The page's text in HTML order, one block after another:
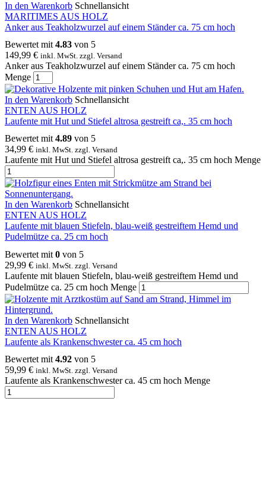
In den Warenkorb Schnellansicht
MARITIMES AUS HOLZ
Anker aus Teakholzwurzel auf einem Ständer ca. 75 cm hoch
Bewertet mit 4.83 von 5
149,99 € inkl. MwSt. zzgl. Versand
Anker aus Teakholzwurzel auf einem Ständer ca. 75 cm hoch
Menge
In den Warenkorb Schnellansicht
ENTEN AUS HOLZ
Laufente mit Hut und Stiefel altrosa gestreift ca,. 35 cm hoch
Bewertet mit 4.89 von 5
34,99 € inkl. MwSt. zzgl. Versand
Laufente mit Hut und Stiefel altrosa gestreift ca,. 35 cm hoch Menge
In den Warenkorb Schnellansicht
ENTEN AUS HOLZ
Laufente mit blauen Stiefeln, blau-weiß gestreiftem Hemd und
Pudelmütze ca. 25 cm hoch
Bewertet mit 0 von 5
29,99 € inkl. MwSt. zzgl. Versand
Laufente mit blauen Stiefeln, blau-weiß gestreiftem Hemd und
Pudelmütze ca. 25 cm hoch Menge
In den Warenkorb Schnellansicht
ENTEN AUS HOLZ
Laufente als Krankenschwester ca. 45 cm hoch
Bewertet mit 4.92 von 5
59,99 € inkl. MwSt. zzgl. Versand
Laufente als Krankenschwester ca. 45 cm hoch Menge